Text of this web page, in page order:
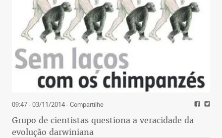
09:47 - 03/11/2014- Compartilhe
Grupo de cientistas questiona a veracidade da
evolução darwiniana